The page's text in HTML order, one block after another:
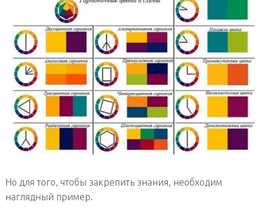
Но для того, чтобы закрепить знания, необходим
наглядный пример.